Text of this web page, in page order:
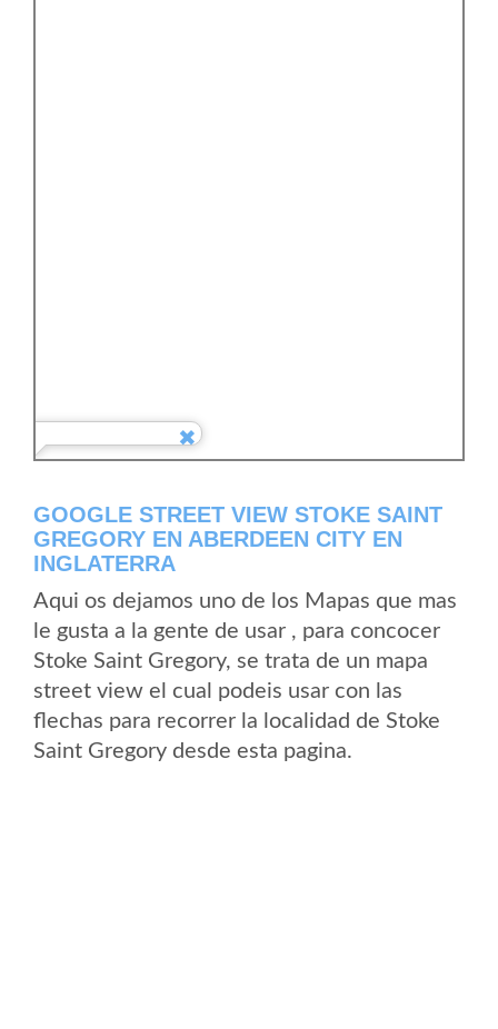
GOOGLE STREET VIEW STOKE SAINT
GREGORY EN ABERDEEN CITY EN
INGLATERRA
Aqui os dejamos uno de los Mapas que mas
le gusta a la gente de usar , para concocer
Stoke Saint Gregory, se trata de un mapa
street view el cual podeis usar con las
flechas para recorrer la localidad de Stoke
Saint Gregory desde esta pagina.